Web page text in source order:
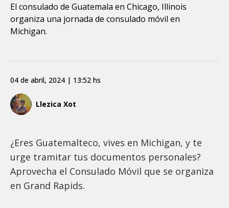
El consulado de Guatemala en Chicago, Illinois
organiza una jornada de consulado móvil en
Michigan.
Llezica Xot
04 de abril, 2024 | 13:52 hs
¿Eres Guatemalteco, vives en Michigan, y te
urge tramitar tus documentos personales?
Aprovecha el Consulado Móvil que se organiza
en Grand Rapids.